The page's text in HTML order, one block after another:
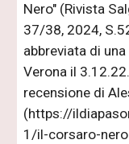
Nero" (Rivista
37/38, 2024,
abbreviata di
Verona il
recensione di
(https://
1/il-corsaro-